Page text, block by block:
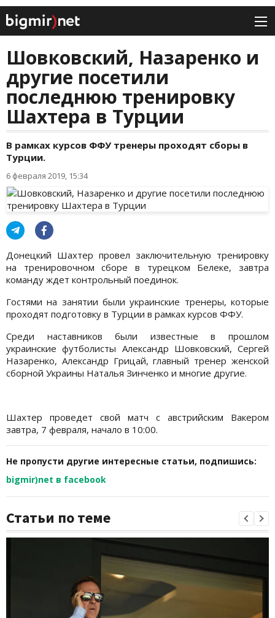
Шовковский, Назаренко и
другие посетили
последнюю тренировку
Шахтера в Турции
В рамках курсов ФФУ тренеры проходят сборы в
Турции.
6 февраля 2019, 15:34
Донецкий Шахтер провел заключительную тренировку
на тренировочном сборе в турецком Белеке, завтра
команду ждет контрольный поединок.
Гостями на занятии были украинские тренеры, которые
проходят подготовку в Турции в рамках курсов ФФУ.
Среди наставников были известные в прошлом
украинские футболисты Александр Шовковский, Сергей
Назаренко, Александр Грицай, главный тренер женской
сборной Украины Наталья Зинченко и многие другие.
Шахтер проведет свой матч с австрийским Вакером
завтра, 7 февраля, начало в 10:00.
Не пропусти другие интересные статьи, подпишись:
bigmir)net в facebook
Статьи по теме